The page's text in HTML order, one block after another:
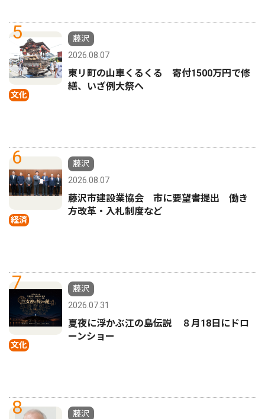
5
文化
藤沢
2026.08.07
東リ町の山車くるくる 寄付1500万円で修
繕、いざ例大祭へ
6
経済
藤沢
2026.08.07
藤沢市建設業協会 市に要望書提出 働き
方改革・入札制度など
7
文化
藤沢
2026.07.31
夏夜に浮かぶ江の島伝説 ８月18日にドロ
ーンショー
8
藤沢